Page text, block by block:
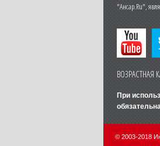
"Ансар.Ru",
ВОЗРАСТНАЯ
При
© 2003-2018